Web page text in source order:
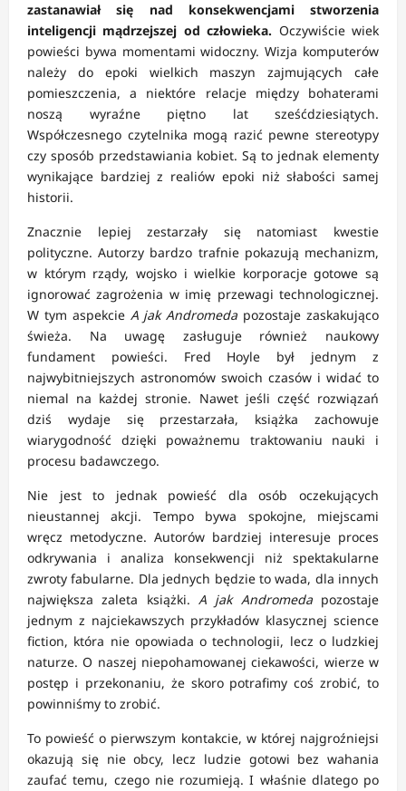
zastanawiał się nad konsekwencjami stworzenia
inteligencji mądrzejszej od człowieka. Oczywiście wiek
powieści bywa momentami widoczny. Wizja komputerów
należy do epoki wielkich maszyn zajmujących całe
pomieszczenia, a niektóre relacje między bohaterami
noszą wyraźne piętno lat sześćdziesiątych.
Współczesnego czytelnika mogą razić pewne stereotypy
czy sposób przedstawiania kobiet. Są to jednak elementy
wynikające bardziej z realiów epoki niż słabości samej
historii.
Znacznie lepiej zestarzały się natomiast kwestie
polityczne. Autorzy bardzo trafnie pokazują mechanizm,
w którym rządy, wojsko i wielkie korporacje gotowe są
ignorować zagrożenia w imię przewagi technologicznej.
W tym aspekcie A jak Andromeda pozostaje zaskakująco
świeża. Na uwagę zasługuje również naukowy
fundament powieści. Fred Hoyle był jednym z
najwybitniejszych astronomów swoich czasów i widać to
niemal na każdej stronie. Nawet jeśli część rozwiązań
dziś wydaje się przestarzała, książka zachowuje
wiarygodność dzięki poważnemu traktowaniu nauki i
procesu badawczego.
Nie jest to jednak powieść dla osób oczekujących
nieustannej akcji. Tempo bywa spokojne, miejscami
wręcz metodyczne. Autorów bardziej interesuje proces
odkrywania i analiza konsekwencji niż spektakularne
zwroty fabularne. Dla jednych będzie to wada, dla innych
największa zaleta książki. A jak Andromedapozostaje
jednym z najciekawszych przykładów klasycznej science
fiction, która nie opowiada o technologii, lecz o ludzkiej
naturze. O naszej niepohamowanej ciekawości, wierze w
postęp i przekonaniu, że skoro potrafimy coś zrobić, to
powinniśmy to zrobić.
To powieść o pierwszym kontakcie, w której najgroźniejsi
okazują się nie obcy, lecz ludzie gotowi bez wahania
zaufać temu, czego nie rozumieją. I właśnie dlatego po